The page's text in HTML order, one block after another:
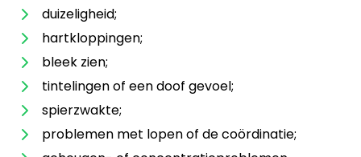
duizeligheid;
hartkloppingen;
bleek zien;
tintelingen of een doof gevoel;
spierzwakte;
problemen met lopen of de coördinatie;